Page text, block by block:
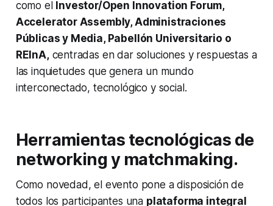
como el Investor/Open Innovation Forum,
Accelerator Assembly,Administraciones
Públicas y Media, Pabellón Universitario o
REInA,centradas en dar soluciones y respuestas a
las inquietudes que genera un mundo
interconectado, tecnológico y social.
Herramientas tecnológicas de
networking y matchmaking.
Como novedad, el evento pone a disposición de
todos los participantes una plataforma integral